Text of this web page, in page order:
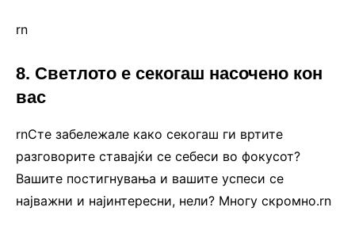
rn
8. Светлото е секогаш насочено кон
вас
rnСте забележале како секогаш ги вртите
разговорите ставајќи се себеси во фокусот?
Вашите постигнувања и вашите успеси се
најважни и најинтересни, нели? Многу скромно.rn